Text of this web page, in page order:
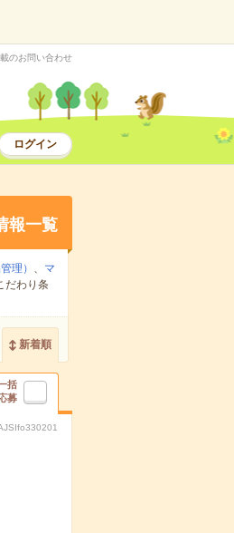
のお問い合わせ
ログイン
報一覧
理） 、
マ
だわり条
新着順
括
募